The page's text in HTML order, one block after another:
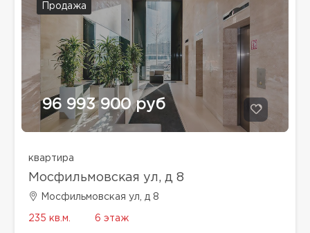
Продажа
96 993 900 руб
квартира
Мосфильмовская ул, д 8
Мосфильмовская ул, д 8
235 кв.м. 6 этаж